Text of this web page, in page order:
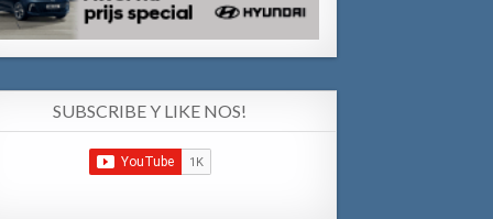
SUBSCRIBE Y LIKE NOS!